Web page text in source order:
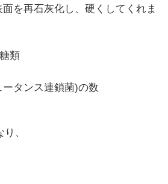
を再石灰化し、硬くしてくれま
類
ータンス連鎖菌)の数
、